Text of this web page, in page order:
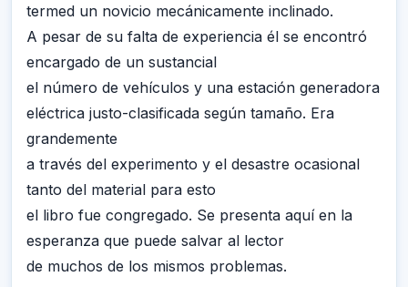
termed un novicio mecánicamente inclinado.
A pesar de su falta de experiencia él se encontró
encargado de un sustancial
el número de vehículos y una estación generadora
eléctrica justo-clasificada según tamaño. Era
grandemente
a través del experimento y el desastre ocasional
tanto del material para esto
el libro fue congregado. Se presenta aquí en la
esperanza que puede salvar al lector
de muchos de los mismos problemas.